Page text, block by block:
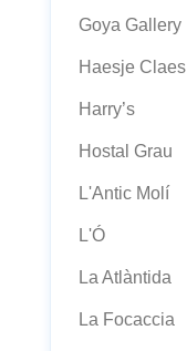
Goya Gallery
Haesje Claes
Harry’s
Hostal Grau
L'Antic Molí
L'Ó
La Atlàntida
La Focaccia